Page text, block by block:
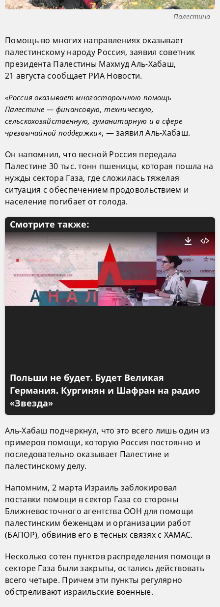
Палестина
Помощь во многих направлениях оказывает
палестинскому народу Россия, заявил советник
президента Палестины Махмуд Аль-Хабаш,
21 августа сообщает РИА Новости.
«Россия оказывает многостороннюю помощь
Палестине — финансовую, техническую,
сельскохозяйственную, гуманитарную и в сфере
чрезвычайной поддержки», — заявил Аль-Хабаш.
Он напомнил, что весной Россия передала
Палестине 30 тыс. тонн пшеницы, которая пошла на
нужды сектора Газа, где сложилась тяжелая
ситуация с обеспечением продовольствием и
население погибает от голода.
Смотрите также:
Польши не будет. Будет Великая
Германия. Кургинян и Шафран на радио
«Звезда»
Аль-Хабаш подчеркнул, что это всего лишь один из
примеров помощи, которую Россия постоянно и
последовательно оказывает Палестине и
палестинскому делу.
Напомним, 2 марта Израиль заблокировал
поставки помощи в сектор Газа со стороны
Ближневосточного агентства ООН для помощи
палестинским беженцам и организации работ
(БАПОР), обвинив его в тесных связях с ХАМАС.
Несколько сотен пунктов распределения помощи в
секторе Газа были закрыты, остались действовать
всего четыре. Причем эти пункты регулярно
обстреливают израильские военные.